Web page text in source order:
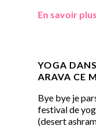
En savoir plus
YOGA
ARAVA CE
Bye bye je
festival de
(desert